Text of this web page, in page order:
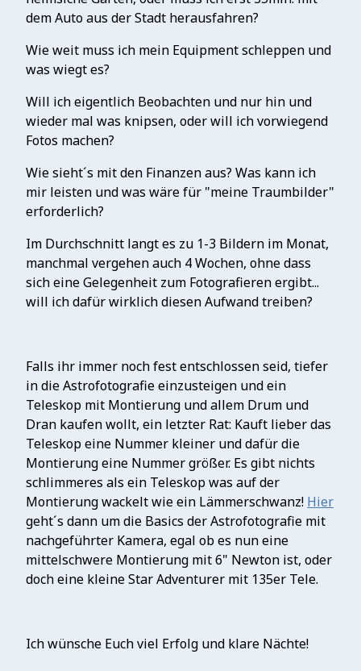
dem Auto aus der Stadt herausfahren?
Wie weit muss ich mein Equipment schleppen und
was wiegt es?
Will ich eigentlich Beobachten und nur hin und
wieder mal was knipsen, oder will ich vorwiegend
Fotos machen?
Wie sieht´s mit den Finanzen aus? Was kann ich
mir leisten und was wäre für "meine Traumbilder"
erforderlich?
Im Durchschnitt langt es zu 1-3 Bildern im Monat,
manchmal vergehen auch 4 Wochen, ohne dass
sich eine Gelegenheit zum Fotografieren ergibt...
will ich dafür wirklich diesen Aufwand treiben?
Falls ihr immer noch fest entschlossen seid, tiefer
in die Astrofotografie einzusteigen und ein
Teleskop mit Montierung und allem Drum und
Dran kaufen wollt, ein letzter Rat: Kauft lieber das
Teleskop eine Nummer kleiner und dafür die
Montierung eine Nummer größer. Es gibt nichts
schlimmeres als ein Teleskop was auf der
Montierung wackelt wie ein Lämmerschwanz! Hier
geht´s dann um die Basics der Astrofotografie mit
nachgeführter Kamera, egal ob es nun eine
mittelschwere Montierung mit 6" Newton ist, oder
doch eine kleine Star Adventurer mit 135er Tele.
Ich wünsche Euch viel Erfolg und klare Nächte!